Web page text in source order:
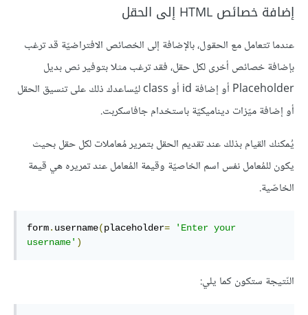
إضافة خصائص HTML إلى الحقل
عندما تتعامل مع الحقول، بالإضافة إلى الخصائص الافتراضيّة قد ترغب
بإضافة خصائص أخرى لكل حقل، فقد ترغب مثلا بتوفير نص بديل
Placeholder أو إضافة id أو class ليُساعدك ذلك على تنسيق الحقل
أو إضافة ميّزات ديناميكيّة باستخدام جافاسكربت.
يُمكنك القيام بذلك عند تقديم الحقل بتمرير مُعاملات لكل حقل بحيث
يكون للمُعامل نفس اسم الخاصيّة وقيمة المُعامل عند تمريره هي قيمة
الخاصّية.
form. username(placeholder=
'Enter your
username' )
النّتيجة ستكون كما يلي: